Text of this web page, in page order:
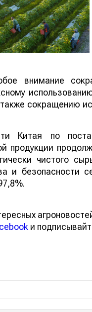
внимание
сокращению
Китая по
продукции
чистого
и безопасности
и